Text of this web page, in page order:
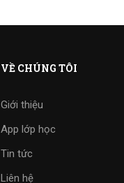
VỀ CHÚNG TÔI
Giới thiệu
App lớp học
Tin tức
Liên hệ